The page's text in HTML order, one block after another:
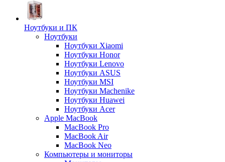
Ноутбуки и ПК
Ноутбуки
Ноутбуки Xiaomi
Ноутбуки Honor
Ноутбуки Lenovo
Ноутбуки ASUS
Ноутбуки MSI
Ноутбуки Machenike
Ноутбуки Huawei
Ноутбуки Acer
Apple MacBook
MacBook Pro
MacBook Air
MacBook Neo
Компьютеры и мониторы